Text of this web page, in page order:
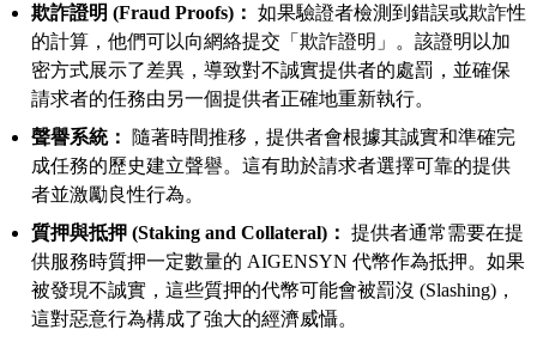
欺詐證明 (Fraud Proofs)： 如果驗證者檢測到錯誤或欺詐性
的計算，他們可以向網絡提交「欺詐證明」。該證明以加
密方式展示了差異，導致對不誠實提供者的處罰，並確保
請求者的任務由另一個提供者正確地重新執行。
聲譽系統：
隨著時間推移，提供者會根據其誠實和準確完
成任務的歷史建立聲譽。這有助於請求者選擇可靠的提供
者並激勵良性行為。
質押與抵押 (Staking and Collateral)： 提供者通常需要在提
供服務時質押一定數量的 AIGENSYN 代幣作為抵押。如果
被發現不誠實，這些質押的代幣可能會被罰沒 (Slashing)，
這對惡意行為構成了強大的經濟威懾。